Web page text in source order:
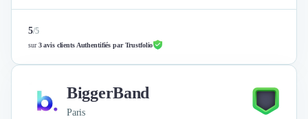
5/5
sur3 avis clients Authentifiés par Trustfolio
BiggerBand
Paris